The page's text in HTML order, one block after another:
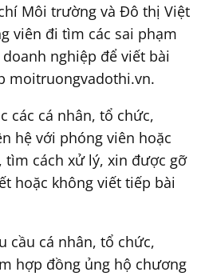
Môi trường và Đô thị Việt
viên đi tìm các sai phạm
nghiệp để viết bài
moitruongvadothi.vn.
các cá nhân, tổ chức,
hệ với phóng viên hoặc
cách xử lý, xin được gỡ
hoặc không viết tiếp bài
cầu cá nhân, tổ chức,
hợp đồng ủng hộ chương